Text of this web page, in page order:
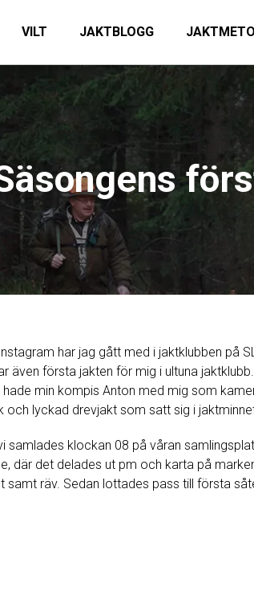
VILT JAKTBLOGG
har jag gått med i jaktklubben på
även första jakten för mig i ultuna
min kompis Anton med mig som
och lyckad drevjakt som satt sig i
samlades klockan 08 på våran
där det delades ut pm och karta på
samt räv. Sedan lottades pass till första